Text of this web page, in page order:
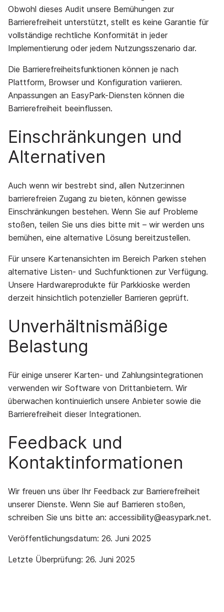
Obwohl dieses Audit unsere Bemühungen zur
Barrierefreiheit unterstützt, stellt es keine Garantie für
vollständige rechtliche Konformität in jeder
Implementierung oder jedem Nutzungsszenario dar.
Die Barrierefreiheitsfunktionen können je nach
Plattform, Browser und Konfiguration variieren.
Anpassungen an EasyPark-Diensten können die
Barrierefreiheit beeinflussen.
Einschränkungen und
Alternativen
Auch wenn wir bestrebt sind, allen Nutzer:innen
barrierefreien Zugang zu bieten, können gewisse
Einschränkungen bestehen. Wenn Sie auf Probleme
stoßen, teilen Sie uns dies bitte mit – wir werden uns
bemühen, eine alternative Lösung bereitzustellen.
Für unsere Kartenansichten im Bereich Parken stehen
alternative Listen- und Suchfunktionen zur Verfügung.
Unsere Hardwareprodukte für Parkkioske werden
derzeit hinsichtlich potenzieller Barrieren geprüft.
Unverhältnismäßige
Belastung
Für einige unserer Karten- und Zahlungsintegrationen
verwenden wir Software von Drittanbietern. Wir
überwachen kontinuierlich unsere Anbieter sowie die
Barrierefreiheit dieser Integrationen.
Feedback und
Kontaktinformationen
Wir freuen uns über Ihr Feedback zur Barrierefreiheit
unserer Dienste. Wenn Sie auf Barrieren stoßen,
schreiben Sie uns bitte an: accessibility@easypark.net.
Veröffentlichungsdatum: 26. Juni 2025
Letzte Überprüfung: 26. Juni 2025